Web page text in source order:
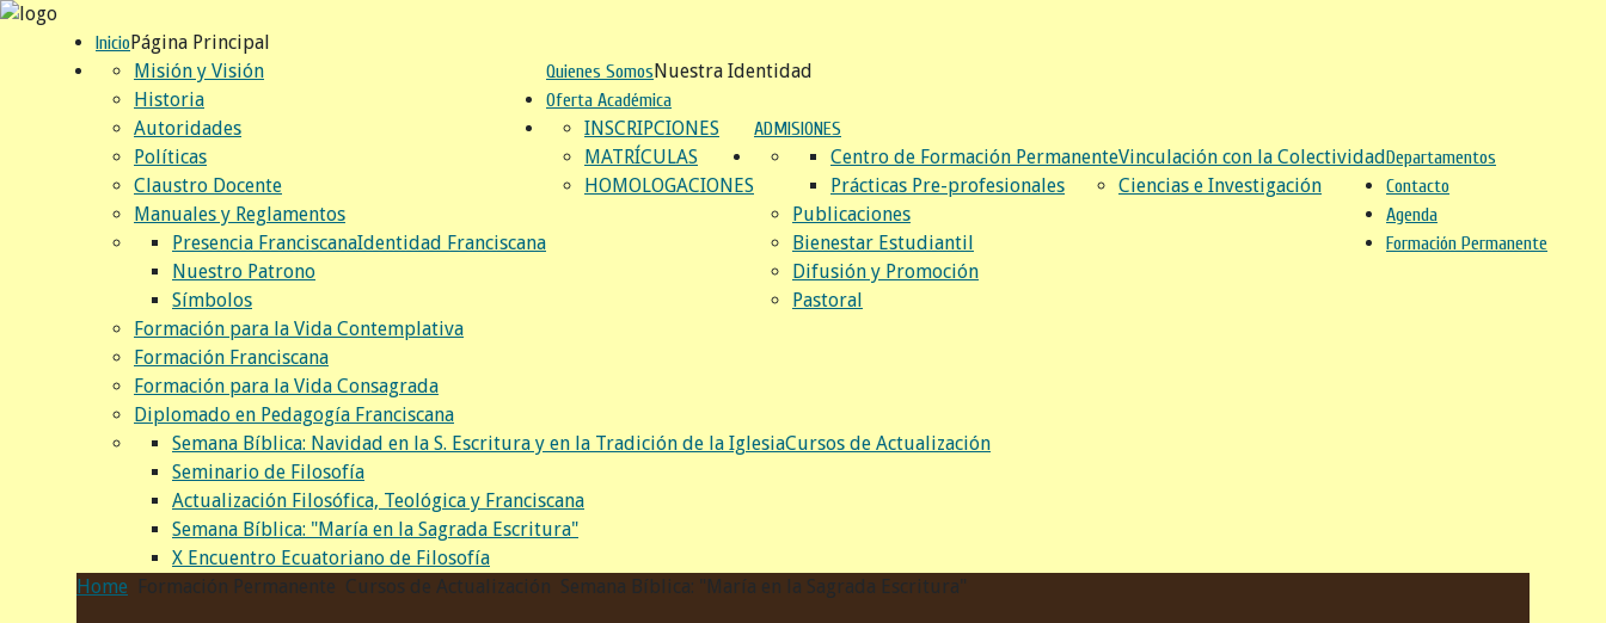
InicioPágina Principal
Quienes SomosNuestra Identidad
Misión y Visión
Historia
Autoridades
Políticas
Claustro Docente
Manuales y Reglamentos
Identidad Franciscana
Presencia Franciscana
Nuestro Patrono
Símbolos
Oferta Académica
ADMISIONES
INSCRIPCIONES
MATRÍCULAS
HOMOLOGACIONES
Departamentos
Vinculación con la Colectividad
Centro de Formación Permanente
Prácticas Pre-profesionales
Ciencias e Investigación
Publicaciones
Bienestar Estudiantil
Difusión y Promoción
Pastoral
Contacto
Agenda
Formación Permanente
Formación para la Vida Contemplativa
Formación Franciscana
Formación para la Vida Consagrada
Diplomado en Pedagogía Franciscana
Cursos de Actualización
Semana Bíblica: Navidad en la S. Escritura y en la Tradición de la Iglesia
Seminario de Filosofía
Actualización Filosófica, Teológica y Franciscana
Semana Bíblica: "María en la Sagrada Escritura"
X Encuentro Ecuatoriano de Filosofía
Home Formación Permanente Cursos de Actualización Semana Bíblica: "María en la Sagrada Escritura"